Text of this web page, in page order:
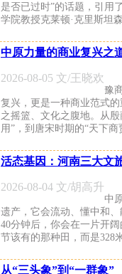
是否已过时”的话题，引用
学院教授克莱顿·克里斯坦
中原力量的商业复兴之
2026-08-05 文/王晓欢
豫
复兴，更是一种商业范式
之摇篮、文化之腹地。从
用”，到唐宋时期的“天下
活态基因：河南三大文
2026-08-04 文/胡高升
中
遗产，它会流动、懂中和
40分钟后，你会在一片开
节该有的那种田，而是328
从“三头象”到“一群象”